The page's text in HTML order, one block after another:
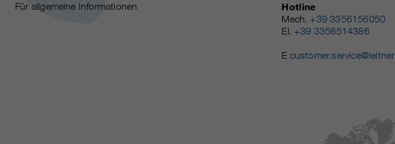
Für allgemeine Informationen Hotline
Mech. +39 3356156050
El. +39 3356514386
E